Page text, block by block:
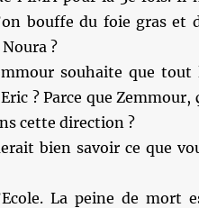
bouffe du foie gras et
?
souhaite que tout
? Parce que Zemmour,
cette direction ?
bien savoir ce que
La peine de mort